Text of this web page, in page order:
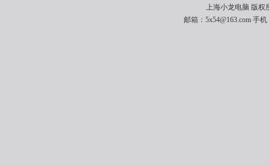
上海小龙电脑 版权
邮箱：5x54@163.com 手